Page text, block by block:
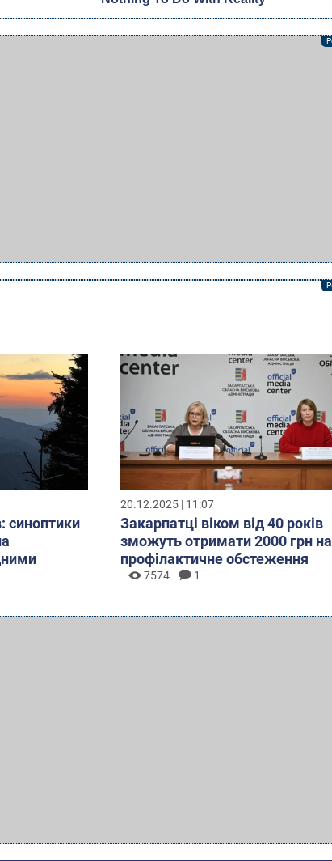
синоптики
20.12.2025 | 11:07
Закарпатці віком від 40 років
зможуть отримати 2000 грн на
профілактичне обстеження
7574 1